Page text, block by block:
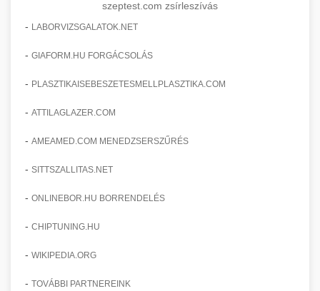
szeptest.com zsírleszívás
- LABORVIZSGALATOK.NET
- GIAFORM.HU FORGÁCSOLÁS
- PLASZTIKAISEBESZETESMELLPLASZTIKA.COM
- ATTILAGLAZER.COM
- AMEAMED.COM MENEDZSERSZŰRÉS
- SITTSZALLITAS.NET
- ONLINEBOR.HU BORRENDELÉS
- CHIPTUNING.HU
- WIKIPEDIA.ORG
- TOVÁBBI PARTNEREINK